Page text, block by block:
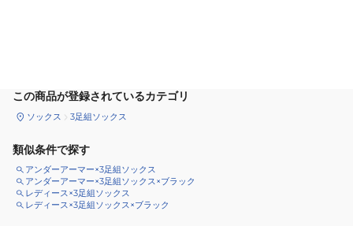
この商品が登録されているカテゴリ
ソックス 3足組ソックス
類似条件で探す
アンダーアーマー×3足組ソックス
アンダーアーマー×3足組ソックス×ブラック
レディース×3足組ソックス
レディース×3足組ソックス×ブラック